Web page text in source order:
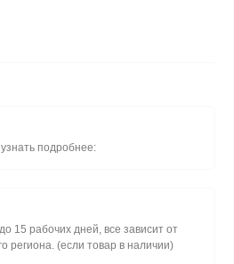
подробнее:
15 рабочих дней, все зависит от
региона. (если товар в наличии)